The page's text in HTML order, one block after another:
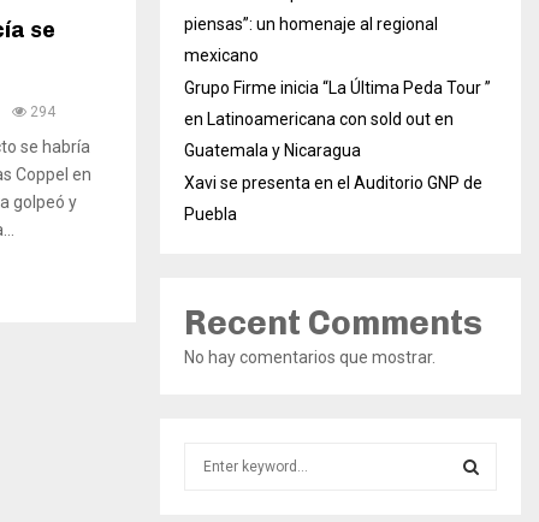
se
294
se habría
Coppel en
golpeó y
piensas”: un homenaje al regional
mexicano
Grupo Firme inicia “La Última Peda Tour ”
en Latinoamericana con sold out en
Guatemala y Nicaragua
Xavi se presenta en el Auditorio GNP de
Puebla
Recent Comments
No hay comentarios que mostrar.